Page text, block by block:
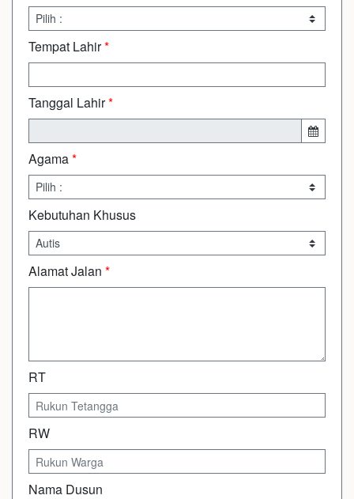
Tempat Lahir*
Tanggal Lahir*
Agama*
Kebutuhan Khusus
Alamat Jalan *
RT
RW
Nama Dusun